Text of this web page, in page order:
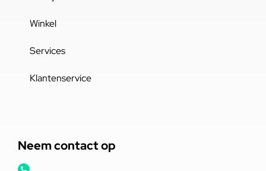
Winkel
Services
Klantenservice
Neem contact op